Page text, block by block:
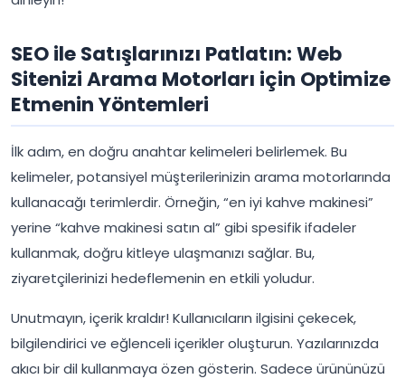
SEO ile Satışlarınızı Patlatın: Web
Sitenizi Arama Motorları için Optimize
Etmenin Yöntemleri
İlk adım, en doğru anahtar kelimeleri belirlemek. Bu
kelimeler, potansiyel müşterilerinizin arama motorlarında
kullanacağı terimlerdir. Örneğin, “en iyi kahve makinesi”
yerine “kahve makinesi satın al” gibi spesifik ifadeler
kullanmak, doğru kitleye ulaşmanızı sağlar. Bu,
ziyaretçilerinizi hedeflemenin en etkili yoludur.
Unutmayın, içerik kraldır! Kullanıcıların ilgisini çekecek,
bilgilendirici ve eğlenceli içerikler oluşturun. Yazılarınızda
akıcı bir dil kullanmaya özen gösterin. Sadece ürününüzü